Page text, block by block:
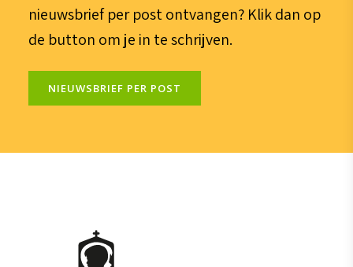
nieuwsbrief per post ontvangen? Klik dan op
de button om je in te schrijven.
NIEUWSBRIEF PER POST